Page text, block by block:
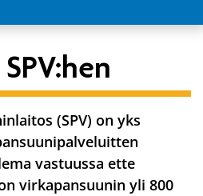
(SPV) on yks
vastuussa ette
virkapansuunin yli 800